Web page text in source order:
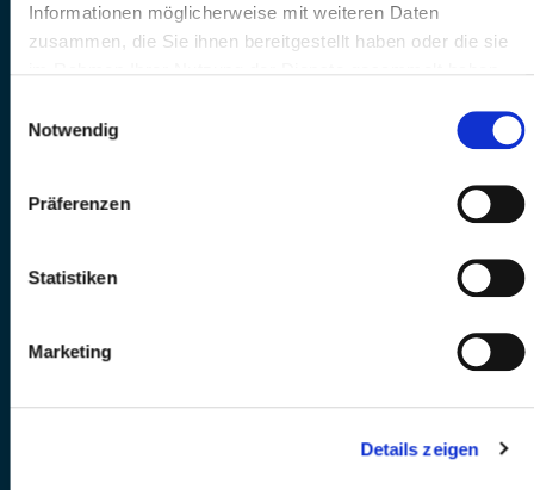
Informationen möglicherweise mit weiteren Daten
zusammen, die Sie ihnen bereitgestellt haben oder die sie
Notwendig
Präferenzen
Statistiken
Marketing
Details zeigen
MS Sports AG • Sonnenrain 3b • CH-6221
MS Sports folgen